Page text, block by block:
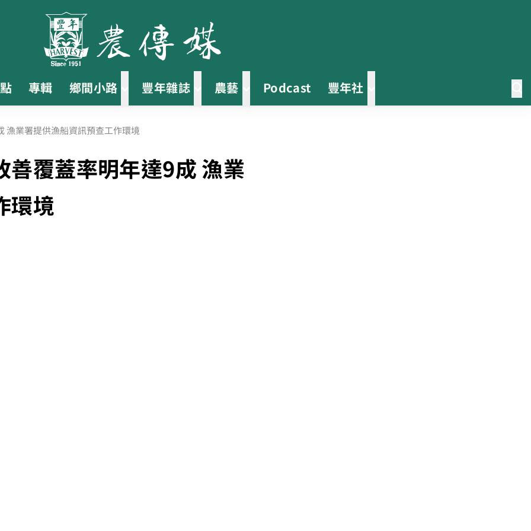
專輯 鄉間小路 豐年雜誌 農藝 Podcast 豐年社
業署提供漁船資訊預查工作環境
覆蓋率明年達9成 漁業
境